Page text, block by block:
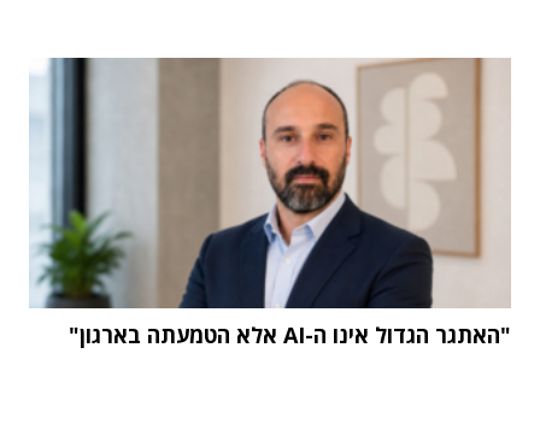
"האתגר הגדול אינו ה-AI אלא הטמעתה בארגון"